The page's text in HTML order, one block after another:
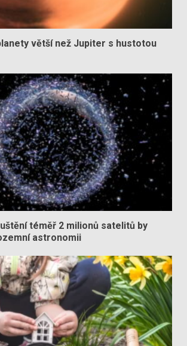
větší než Jupiter s hustotou
téměř 2 milionů satelitů by
astronomii